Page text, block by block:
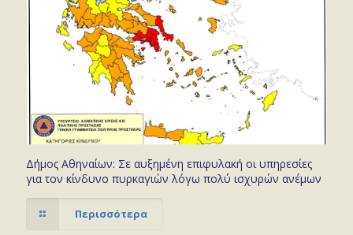
Δήμος Αθηναίων: Σε αυξημένη επιφυλακή οι υπηρεσίες
για τον κίνδυνο πυρκαγιών λόγω πολύ ισχυρών ανέμων
Περισσότερα